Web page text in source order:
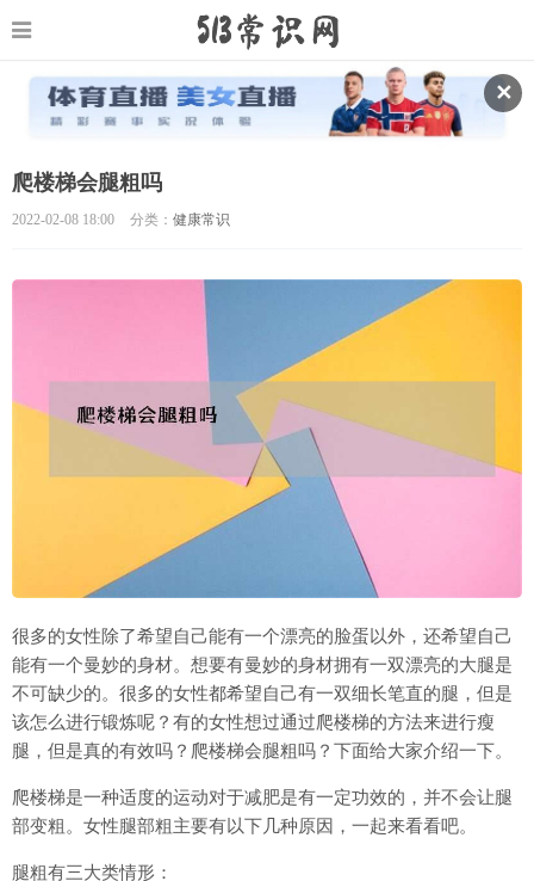
✕
爬楼梯会腿粗吗
2022-02-08 18:00 分类： 健康常识
很多的女性除了希望自己能有一个漂亮的脸蛋以外，还希望自己
能有一个曼妙的身材。想要有曼妙的身材拥有一双漂亮的大腿是
不可缺少的。很多的女性都希望自己有一双细长笔直的腿，但是
该怎么进行锻炼呢？有的女性想过通过爬楼梯的方法来进行瘦
腿，但是真的有效吗？爬楼梯会腿粗吗？下面给大家介绍一下。
爬楼梯是一种适度的运动对于减肥是有一定功效的，并不会让腿
部变粗。女性腿部粗主要有以下几种原因，一起来看看吧。
腿粗有三大类情形：